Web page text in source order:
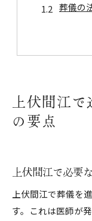
葬儀の
高岡
葬儀費
葬儀費
家族葬の流
家族葬
上伏間江
の要点
上伏間江で必要
上伏間江で葬儀を
す。これは医師が